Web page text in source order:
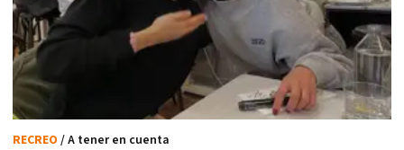
RECREO / A tener en cuenta